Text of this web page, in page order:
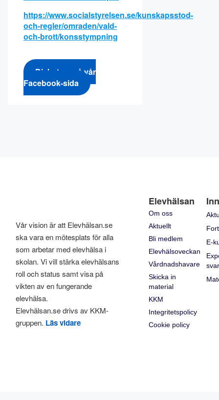
https://www.socialstyrelsen.se/kunskapsstod-
och-regler/omraden/vald-
och-brott/konsstympning
Diskutera på vår
Facebook-sida
Vår vision är att Elevhälsan.se
ska vara en mötesplats för alla
som arbetar med elevhälsa i
skolan. Vi vill stärka elevhälsans
roll och status samt visa på
vikten av en fungerande
elevhälsa.
Elevhälsan.se drivs av KKM-
gruppen. Läs vidare
Elevhälsan
Om oss
Aktuellt
Bli medlem
Elevhälsoveckan
Vårdnadshavare
Skicka in
material
KKM
Integritetspolicy
Cookie policy
E-